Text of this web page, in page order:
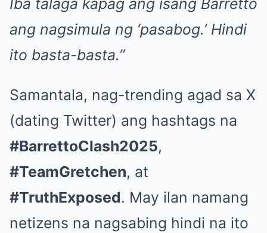
Iba talaga kapag ang isang Barretto
ang nagsimula ng ‘pasabog.’ Hindi
ito basta-basta.”
Samantala, nag-trending agad sa X
(dating Twitter) ang hashtags na
#BarrettoClash2025,
#TeamGretchen, at
#TruthExposed. May ilan namang
netizens na nagsabing hindi na ito